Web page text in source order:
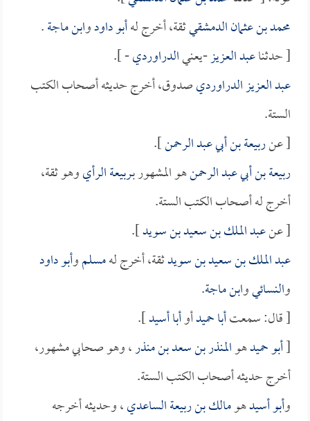
محمد بن عثمان الدمشقيثقة، أخرج لهأبو داودوابن ماجة.
[ حدثناعبد العزيز-يعنيالدراوردي- ].
عبد العزيز الدراورديصدوق، أخرج حديثه أصحاب الكتب
الستة.
[ عنربيعة بن أبي عبد الرحمن].
ربيعة بن أبي عبد الرحمنهو المشهور بـربيعة الرأيوهو ثقة،
أخرج له أصحاب الكتب الستة.
[ عنعبد الملك بن سعيد بن سويد].
عبد الملك بن سعيد بن سويدثقة، أخرج لهمسلموأبو داود
والنسائيوابن ماجة.
[ قال: سمعتأبا حميدأوأبا أسيد].
[أبو حميدهوالمنذر بن سعد بن منذر، وهو صحابي مشهور،
أخرج حديثه أصحاب الكتب الستة.
وأبو أسيدهومالك بن ربيعة الساعدي، وحديثه أخرجه